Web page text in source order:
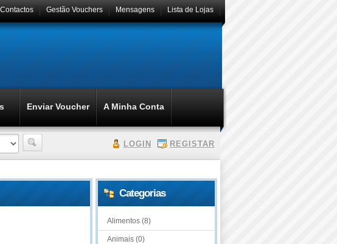
Lista de Lojas
Mensagens
Gestão Vouchers
Contactos
Enviar Voucher A Minha Conta
LOGIN REGISTAR
Categorias
Alimentos (8)
Animais (0)